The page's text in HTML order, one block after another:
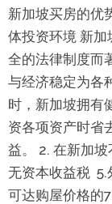
新加坡买房的优
体投资环境 新
全的法律制度而
与经济稳定为各
时，新加坡拥有
资各项资产时省
益。 2. 在新加
无资本收益税 5.
可达购屋价格的